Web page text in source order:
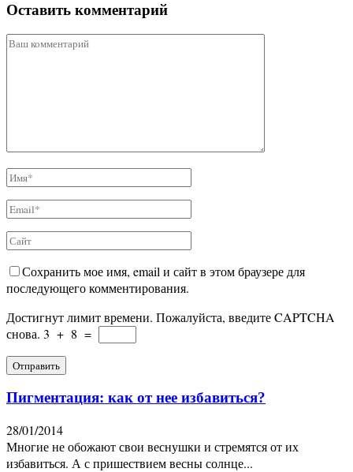
Оставить комментарий
Сохранить мое имя, email и сайт в этом браузере для
последующего комментирования.
Достигнут лимит времени. Пожалуйста, введите CAPTCHA
снова. 3 + 8 =
Пигментация: как от нее избавиться?
28/01/2014
Многие не обожают свои веснушки и стремятся от их
избавиться. А с пришествием весны солнце...